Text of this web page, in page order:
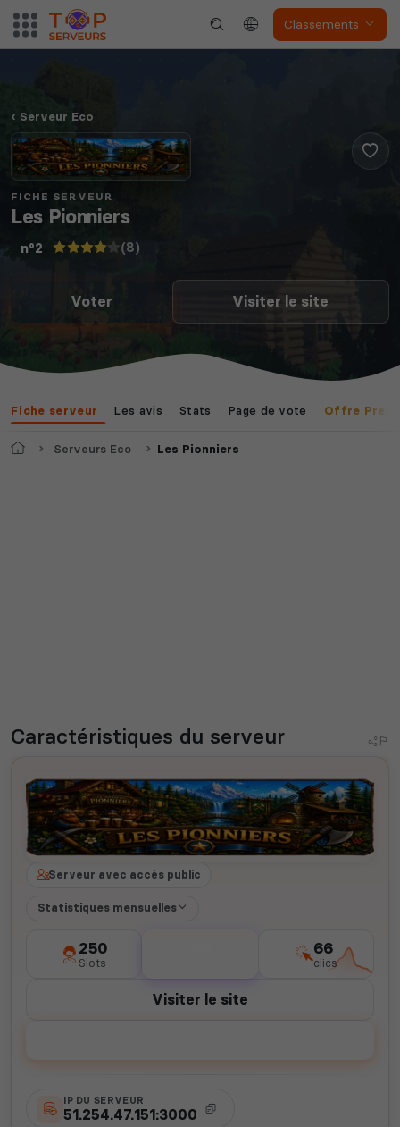
Classements
Serveur Eco
FICHE SERVEUR
Les Pionniers
n°2 (8)
Voter Visiter le site
Fiche serveur Les avis Stats Page de vote Offre
AccueilServeurs Eco Les Pionniers
Caractéristiques du serveur
Serveur avec accès public
Statistiques mensuelles
250
Slots
66
clics
Visiter le site
IP DU SERVEUR
51.254.47.151:3000